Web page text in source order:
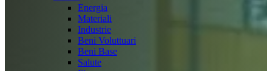
Energia
Materiali
Industrie
Beni Voluttuari
Beni Base
Salute